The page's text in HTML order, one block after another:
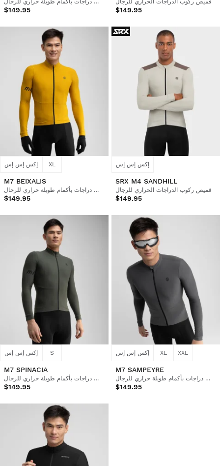
قميص دراجات بأكمام طويلة حراري للرجال
$149.95
قميص ركوب الدراجات الحراري للرجال
$149.95
إكس إس إس XL
M7 BEIXALIS
قميص دراجات بأكمام طويلة حراري للرجال
$149.95
إكس إس إس
SRX M4 SANDHILL
قميص ركوب الدراجات الحراري للرجال
$149.95
إكس إس إس S
M7 SPINACIA
قميص دراجات بأكمام طويلة حراري للرجال
$149.95
إكس إس إس XL XXL
M7 SAMPEYRE
قميص دراجات بأكمام طويلة حراري للرجال
$149.95